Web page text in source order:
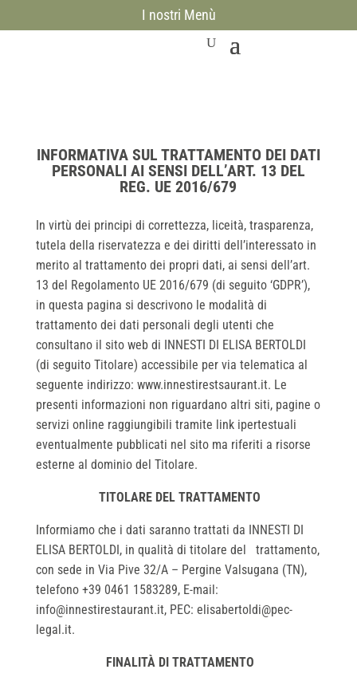
I nostri Menù
INFORMATIVA SUL TRATTAMENTO DEI DATI
PERSONALI AI SENSI DELL’ART. 13 DEL
REG. UE 2016/679
In virtù dei principi di correttezza, liceità, trasparenza,
tutela della riservatezza e dei diritti dell’interessato in
merito al trattamento dei propri dati, ai sensi dell’art.
13 del Regolamento UE 2016/679 (di seguito ‘GDPR’),
in questa pagina si descrivono le modalità di
trattamento dei dati personali degli utenti che
consultano il sito web di INNESTI DI ELISA BERTOLDI
(di seguito Titolare) accessibile per via telematica al
seguente indirizzo: www.innestirestsaurant.it. Le
presenti informazioni non riguardano altri siti, pagine o
servizi online raggiungibili tramite link ipertestuali
eventualmente pubblicati nel sito ma riferiti a risorse
esterne al dominio del Titolare.
TITOLARE DEL TRATTAMENTO
Informiamo che i dati saranno trattati da INNESTI DI
ELISA BERTOLDI, in qualità di titolare del trattamento,
con sede in Via Pive 32/A – Pergine Valsugana (TN),
telefono +39 0461 1583289, E-mail:
info@innestirestaurant.it, PEC: elisabertoldi@pec-
legal.it.
FINALITÀ DI TRATTAMENTO